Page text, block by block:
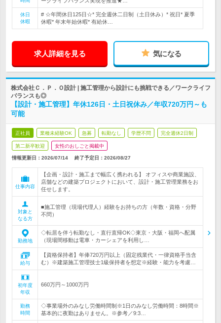
休日
休暇
# ☆年間休日125日☆* 完全週休二日制（土日休み）* 祝日* 夏季
休暇* 年末年始休暇* 有給休…
求人詳細を見る 気になる
株式会社Ｃ．Ｐ．Ｏ設計 | 施工管理から設計にも挑戦できる／ワークライフ
バランスも◎
【設計・施工管理】年休126日・土日祝休み／年収720万円～も
可能
正社員 業種未経験OK 急募 転勤なし 学歴不問 完全週休2日制
第二新卒歓迎 女性のおしごと掲載中
情報更新日：2026/07/14 終了予定日： 2026/08/27
仕事内容
【企画・設計・施工まで幅広く携われる】 オフィスや商業施設、
店舗などの建築プロジェクトにおいて、設計・施工管理業務をお
任せします。
対象と
なる方
■施工管理（現場代理人）経験をお持ちの方（年数・資格・分野
不問）
勤務地
◇転居を伴う転勤なし・直行直帰OK◇東京・大阪・福岡へ配属
（現場間移動は電車・カーシェアを利用し…
給与
【資格保持者】年俸720万円以上（固定残業代・一律資格手当含
む）※建築施工管理技士1級保持者を想定※経験・能力を考慮…
初年度
年収
660万円～1000万円
勤務
時間
◇事業場外のみなし労働時間制※1日のみなし労働時間：8時間※
基本的に夜勤はありません。※参考／9:3…